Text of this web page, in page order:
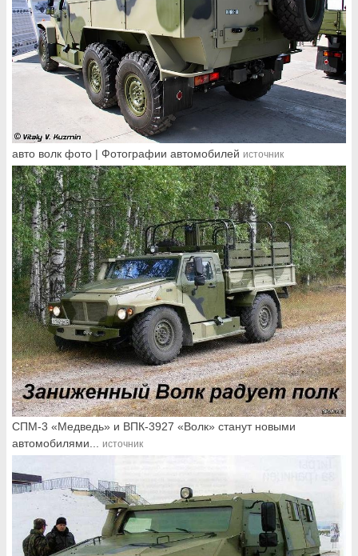
авто волк фото | Фотографии автомобилей источник
СПМ-3 «Медведь» и ВПК-3927 «Волк» станут новыми
автомобилями... источник